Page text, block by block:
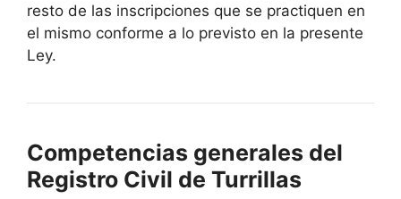
resto de las inscripciones que se practiquen en
el mismo conforme a lo previsto en la presente
Ley.
Competencias generales del
Registro Civil de Turrillas